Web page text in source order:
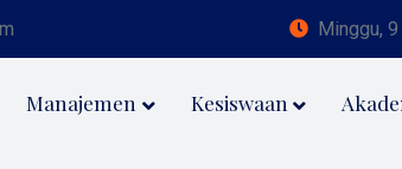
Minggu,
Manajemen Kesiswaan